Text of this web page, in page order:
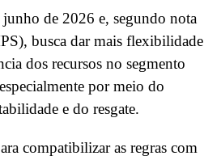
de 2026 e, segundo nota
busca dar mais flexibilidade
dos recursos no segmento
por meio do
e do resgate.
compatibilizar as regras com